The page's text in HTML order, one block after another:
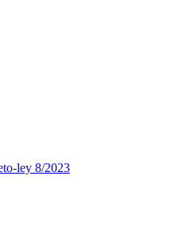
ley 8/2023